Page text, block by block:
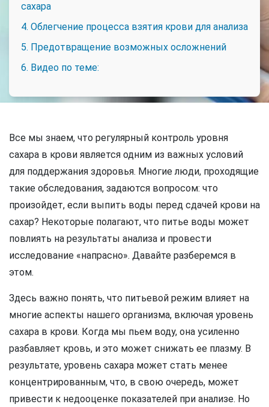
сахара
4. Облегчение процесса взятия крови для анализа
5. Предотвращение возможных осложнений
6. Видео по теме:
Все мы знаем, что регулярный контроль уровня
сахара в крови является одним из важных условий
для поддержания здоровья. Многие люди, проходящие
такие обследования, задаются вопросом: что
произойдет, если выпить воды перед сдачей крови на
сахар? Некоторые полагают, что питье воды может
повлиять на результаты анализа и провести
исследование «напрасно». Давайте разберемся в
этом.
Здесь важно понять, что питьевой режим влияет на
многие аспекты нашего организма, включая уровень
сахара в крови. Когда мы пьем воду, она усиленно
разбавляет кровь, и это может снижать ее плазму. В
результате, уровень сахара может стать менее
концентрированным, что, в свою очередь, может
привести к недооценке показателей при анализе. Но